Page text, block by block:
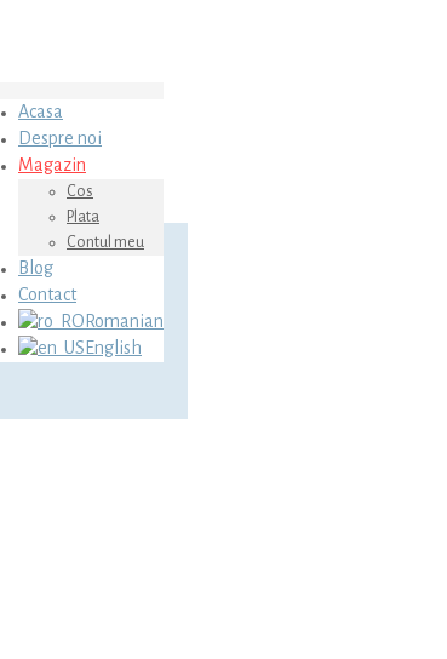
Acasa
Despre noi
Magazin
Cos
Plata
Contul meu
Blog
Contact
Romanian
English